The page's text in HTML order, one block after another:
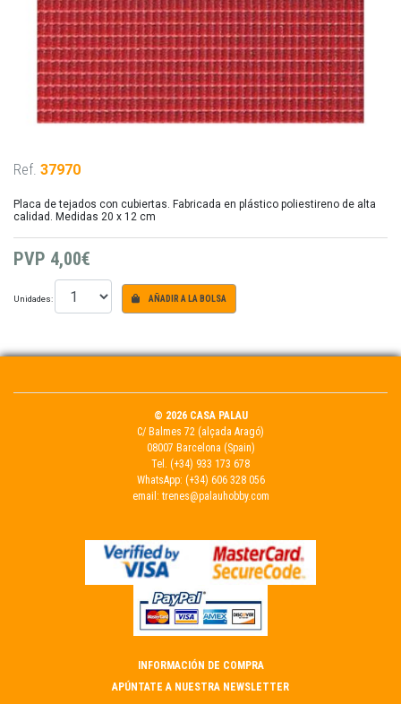
Ref. 37970
Placa de tejados con cubiertas. Fabricada en plástico poliestireno de alta
calidad. Medidas 20 x 12 cm
PVP 4,00€
Unidades: AÑADIR A LA BOLSA
© 2026 CASA PALAU
C/ Balmes 72 (alçada Aragó)
08007 Barcelona (Spain)
Tel. (+34) 933 173 678
WhatsApp: (+34) 606 328 056
email: trenes@palauhobby.com
INFORMACIÓN DE COMPRA
APÚNTATE A NUESTRA NEWSLETTER